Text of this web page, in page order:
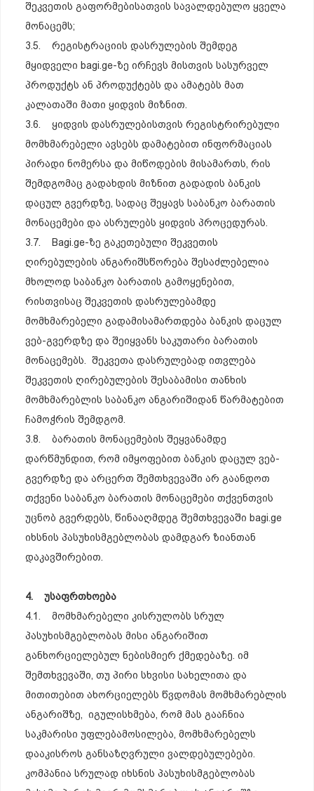
შეკვეთის გაფორმებისათვის სავალდებულო ყველა
მონაცემს;
3.5. რეგისტრაციის დასრულების შემდეგ
მყიდველი bagi.ge-ზე ირჩევს მისთვის სასურველ
პროდუქტს ან პროდუქტებს და ამატებს მათ
კალათაში მათი ყიდვის მიზნით.
3.6. ყიდვის დასრულებისთვის რეგისტრირებული
მომხმარებელი ავსებს დამატებით ინფორმაციას
პირადი ნომერსა და მიწოდების მისამართს, რის
შემდგომაც გადახდის მიზნით გადადის ბანკის
დაცულ გვერდზე, სადაც შეყავს საბანკო ბარათის
მონაცემები და ასრულებს ყიდვის პროცედურას.
3.7. Bagi.ge-ზე გაკეთებული შეკვეთის
ღირებულების ანგარიშსწორება შესაძლებელია
მხოლოდ საბანკო ბარათის გამოყენებით,
რისთვისაც შეკვეთის დასრულებამდე
მომხმარებელი გადამისამართდება ბანკის დაცულ
ვებ-გვერდზე და შეიყვანს საკუთარი ბარათის
მონაცემებს. შეკვეთა დასრულებად ითვლება
შეკვეთის ღირებულების შესაბამისი თანხის
მომხმარებლის საბანკო ანგარიშიდან წარმატებით
ჩამოჭრის შემდგომ.
3.8. ბარათის მონაცემების შეყვანამდე
დარწმუნდით, რომ იმყოფებით ბანკის დაცულ ვებ-
გვერდზე და არცერთ შემთხვევაში არ გაანდოთ
თქვენი საბანკო ბარათის მონაცემები თქვენთვის
უცნობ გვერდებს, წინააღმდეგ შემთხვევაში bagi.ge
იხსნის პასუხისმგებლობას დამდგარ ზიანთან
დაკავშირებით.
4. უსაფრთხოება
4.1. მომხმარებელი კისრულობს სრულ
პასუხისმგებლობას მისი ანგარიშით
განხორციელებულ ნებისმიერ ქმედებაზე. იმ
შემთხვევაში, თუ პირი სხვისი სახელითა და
მითითებით ახორციელებს წვდომას მომხმარებლის
ანგარიშზე, იგულისხმება, რომ მას გააჩნია
საკმარისი უფლებამოსილება, მომხმარებელს
დააკისროს განსაზღვრული ვალდებულებები.
კომპანია სრულად იხსნის პასუხისმგებლობას